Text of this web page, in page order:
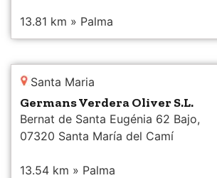
13.81 km » Palma
Santa Maria
Germans Verdera Oliver S.L.
Bernat de Santa Eugénia 62 Bajo,
07320 Santa María del Camí
13.54 km » Palma